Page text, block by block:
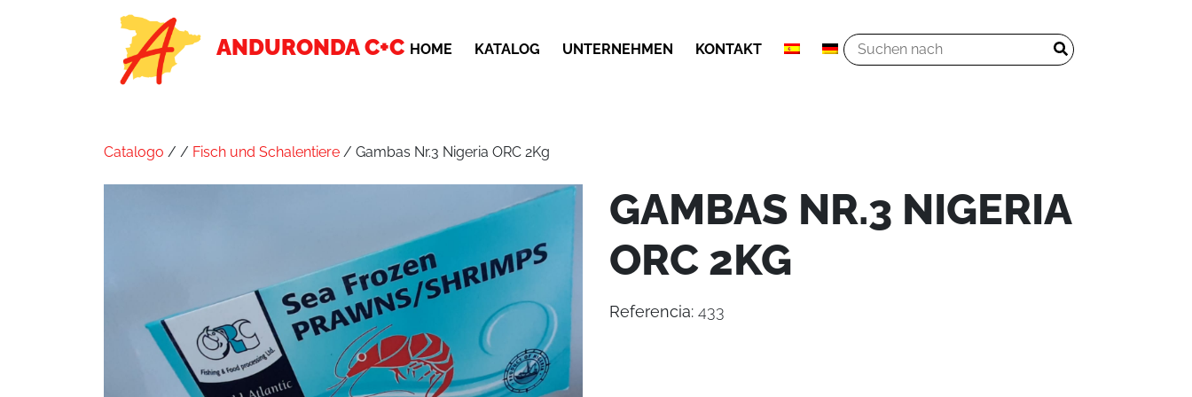
ANDURONDA C+C HOME KATALOG UNTERNEHMEN KONTAKT
Catalogo / / Fisch und Schalentiere / Gambas Nr.3 Nigeria ORC 2Kg
GAMBAS NR.3 NIGERIA
ORC 2KG
Referencia: 433